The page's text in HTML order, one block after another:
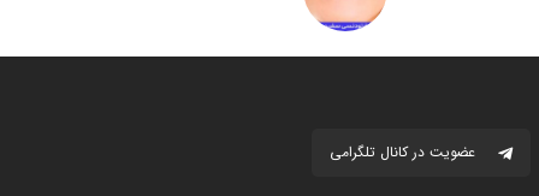
عضویت در کانال تلگرامی